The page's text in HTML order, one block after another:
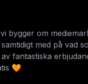
bygger om
med på vad
fantastiska
🧡